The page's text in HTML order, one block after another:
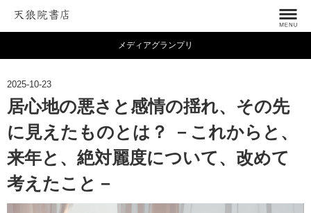
メディアグランプリ
2025-10-23
居心地の悪さと感情の揺れ、その先
に見えたものとは？ －これからと、
来年と、絶対麗度について、改めて
考えたこと－